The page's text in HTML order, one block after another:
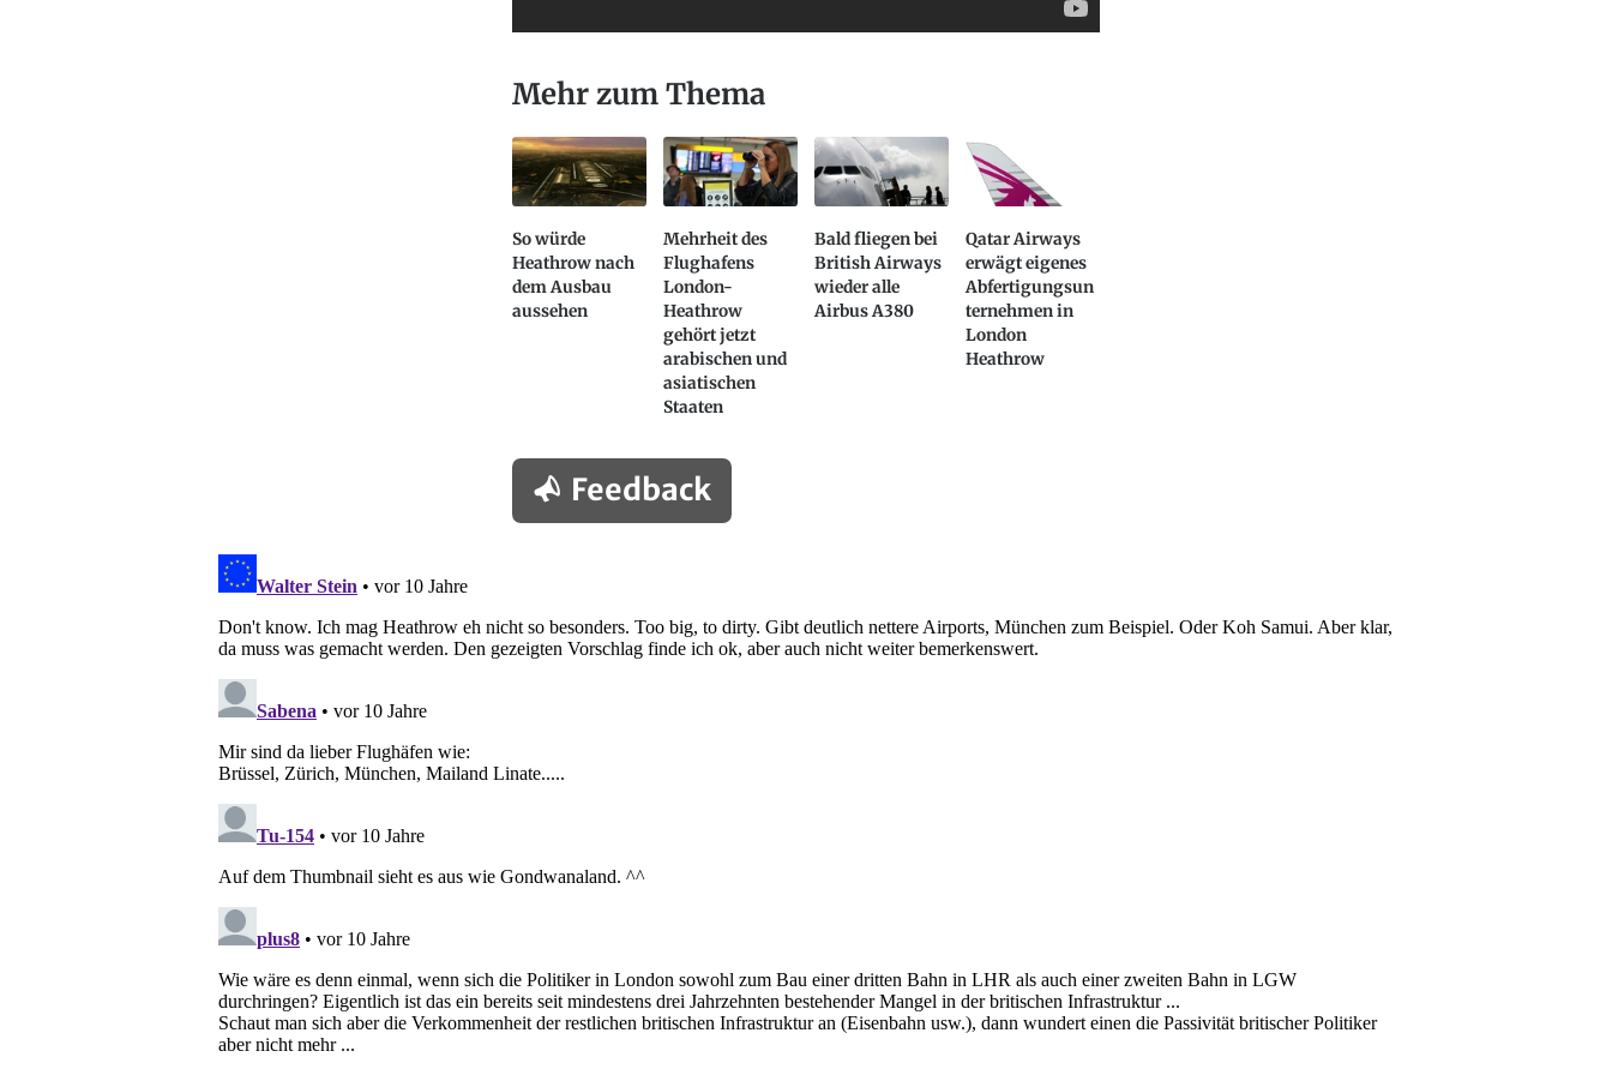
Mehr zum Thema
So würde
Heathrow nach
dem Ausbau
aussehen
Mehrheit des
Flughafens
London-
Heathrow
gehört jetzt
arabischen und
asiatischen
Staaten
Bald fliegen bei
British Airways
wieder alle
Airbus A380
Qatar Airways
erwägt eigenes
Abfertigungsun
ternehmen in
London
Heathrow
Feedback